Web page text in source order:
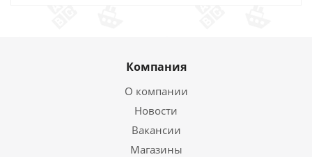
Компания
О компании
Новости
Вакансии
Магазины